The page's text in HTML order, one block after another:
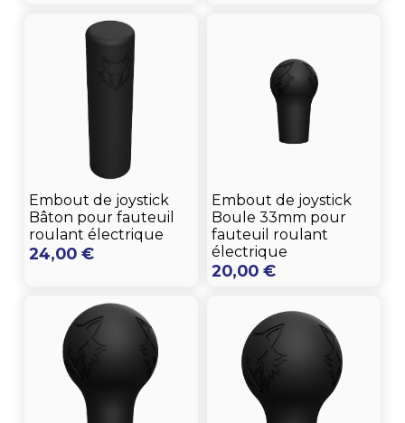
Embout de joystick
Bâton pour fauteuil
roulant électrique
24,00 €
Embout de joystick
Boule 33mm pour
fauteuil roulant
électrique
20,00 €